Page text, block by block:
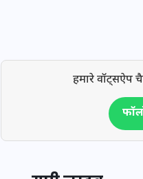
हमारे वॉट्सऐप